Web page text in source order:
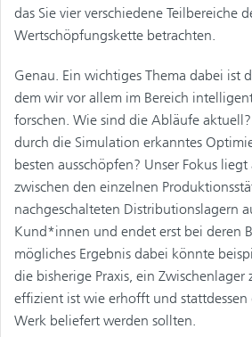
das Sie vier verschiedene Teilbereiche
Wertschöpfungskette betrachten.
Genau. Ein wichtiges Thema dabei ist
dem wir vor allem im Bereich
forschen. Wie sind die Abläufe
durch die Simulation erkanntes
besten ausschöpfen? Unser Fokus
zwischen den einzelnen
nachgeschalteten Distributionslagern
Kund*innen und endet erst bei deren
mögliches Ergebnis dabei könnte
die bisherige Praxis, ein
effizient ist wie erhofft und
Werk beliefert werden sollten.